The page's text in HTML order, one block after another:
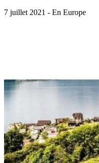
7 juillet 2021 - En Europe